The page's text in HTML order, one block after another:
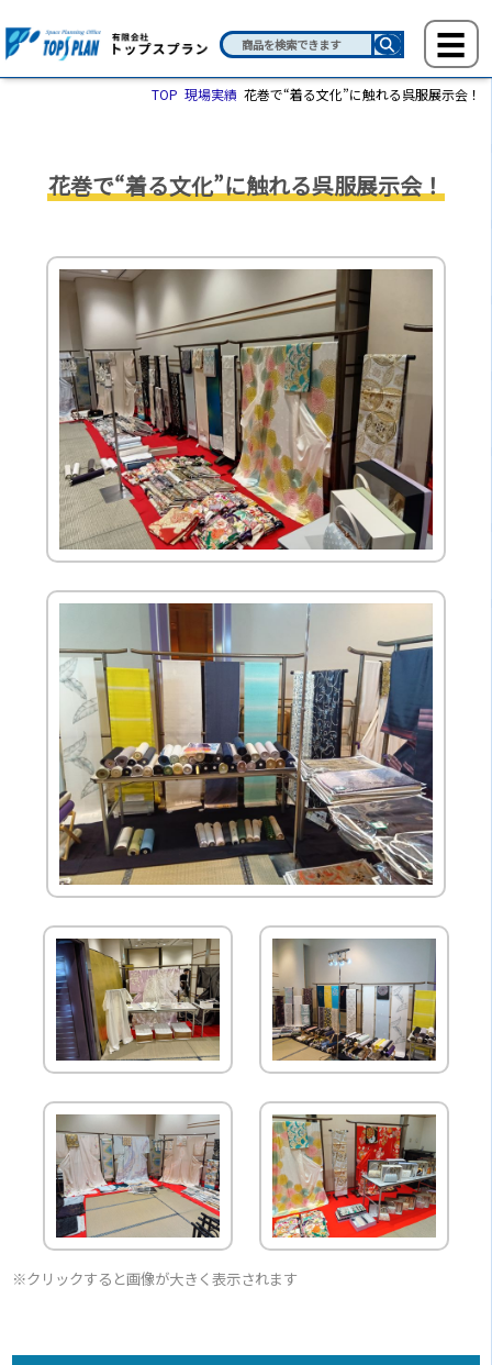
TOP 現場実績 花巻で“着る文化”に触れる呉服展示会！
花巻で“着る文化”に触れる呉服展示会！
※クリックすると画像が大きく表示されます